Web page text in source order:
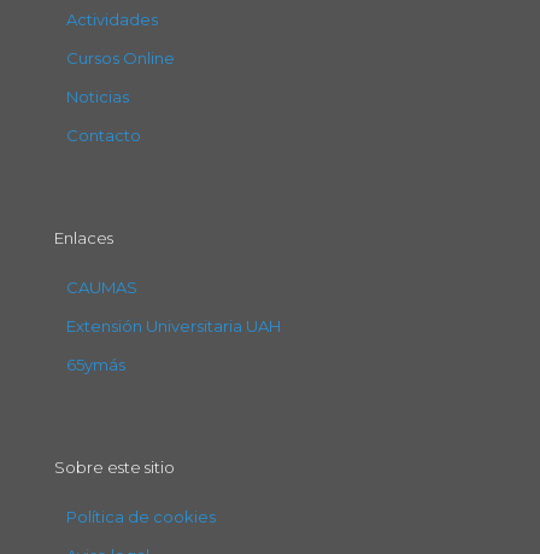
Actividades
Cursos Online
Noticias
Contacto
Enlaces
CAUMAS
Extensión Universitaria UAH
65ymás
Sobre este sitio
Política de cookies